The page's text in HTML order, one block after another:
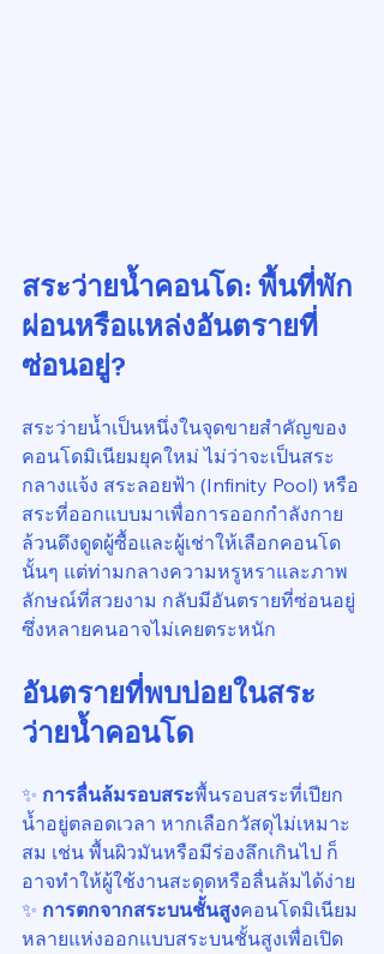
สระว่ายน้ำคอนโด: พื้นที่พัก
ผ่อนหรือแหล่งอันตรายที่
ซ่อนอยู่?
สระว่ายน้ำเป็นหนึ่งในจุดขายสำคัญของ
คอนโดมิเนียมยุคใหม่ ไม่ว่าจะเป็นสระ
กลางแจ้ง สระลอยฟ้า (Infinity Pool) หรือ
สระที่ออกแบบมาเพื่อการออกกำลังกาย
ล้วนดึงดูดผู้ซื้อและผู้เช่าให้เลือกคอนโด
นั้นๆ แต่ท่ามกลางความหรูหราและภาพ
ลักษณ์ที่สวยงาม กลับมีอันตรายที่ซ่อนอยู่
ซึ่งหลายคนอาจไม่เคยตระหนัก
อันตรายที่พบบ่อยในสระ
ว่ายน้ำคอนโด
✨ การลื่นล้มรอบสระพื้นรอบสระที่เปียก
น้ำอยู่ตลอดเวลา หากเลือกวัสดุไม่เหมาะ
สม เช่น พื้นผิวมันหรือมีร่องลึกเกินไป ก็
อาจทำให้ผู้ใช้งานสะดุดหรือลื่นล้มได้ง่าย
✨ การตกจากสระบนชั้นสูงคอนโดมิเนียม
หลายแห่งออกแบบสระบนชั้นสูงเพื่อเปิด